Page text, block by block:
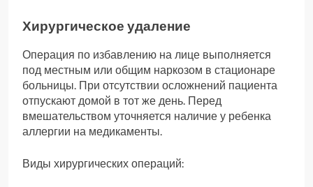
Хирургическое удаление
Операция по избавлению на лице выполняется
под местным или общим наркозом в стационаре
больницы. При отсутствии осложнений пациента
отпускают домой в тот же день. Перед
вмешательством уточняется наличие у ребенка
аллергии на медикаменты.
Виды хирургических операций: